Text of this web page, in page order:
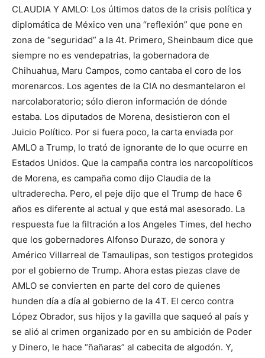
CLAUDIA Y AMLO: Los últimos datos de la crisis política y
diplomática de México ven una “reflexión” que pone en
zona de “seguridad” a la 4t. Primero, Sheinbaum dice que
siempre no es vendepatrias, la gobernadora de
Chihuahua, Maru Campos, como cantaba el coro de los
morenarcos. Los agentes de la CIA no desmantelaron el
narcolaboratorio; sólo dieron información de dónde
estaba. Los diputados de Morena, desistieron con el
Juicio Político. Por si fuera poco, la carta enviada por
AMLO a Trump, lo trató de ignorante de lo que ocurre en
Estados Unidos. Que la campaña contra los narcopolíticos
de Morena, es campaña como dijo Claudia de la
ultraderecha. Pero, el peje dijo que el Trump de hace 6
años es diferente al actual y que está mal asesorado. La
respuesta fue la filtración a los Angeles Times, del hecho
que los gobernadores Alfonso Durazo, de sonora y
Américo Villarreal de Tamaulipas, son testigos protegidos
por el gobierno de Trump. Ahora estas piezas clave de
AMLO se convierten en parte del coro de quienes
hunden día a día al gobierno de la 4T. El cerco contra
López Obrador, sus hijos y la gavilla que saqueó al país y
se alió al crimen organizado por en su ambición de Poder
y Dinero, le hace “ñañaras” al cabecita de algodón. Y,